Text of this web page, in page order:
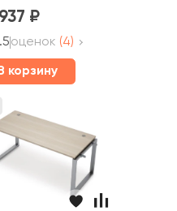
оценок (4)
В корзину